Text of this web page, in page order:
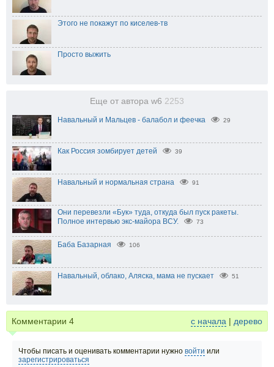
Этого не покажут по киселев-тв
Просто выжить
Еще от автора w6 2253
Навальный и Мальцев - балабол и феечка 29
Как Россия зомбирует детей 39
Навальный и нормальная страна 91
Они перевезли «Бук» туда, откуда был пуск ракеты.
Полное интервью экс-майора ВСУ.
73
Баба Базарная 106
Навальный, облако, Аляска, мама не пускает 51
Комментарии 4 с начала | дерево
Чтобы писать и оценивать комментарии нужно войти или
зарегистрироваться